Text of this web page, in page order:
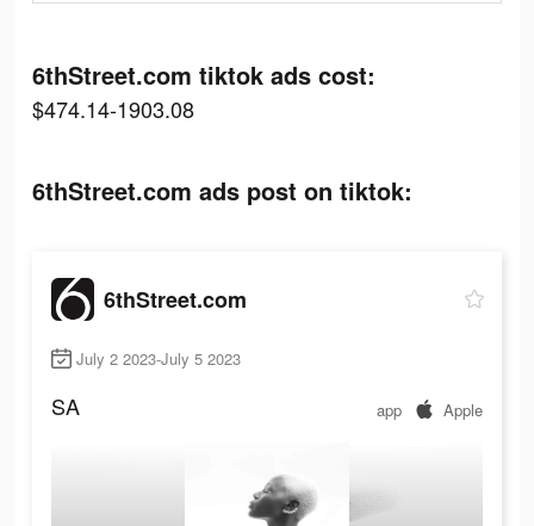
6thStreet.com tiktok ads cost:
$474.14-1903.08
6thStreet.com ads post on tiktok:
6thStreet.com
July 2 2023-July 5 2023
SA app Apple